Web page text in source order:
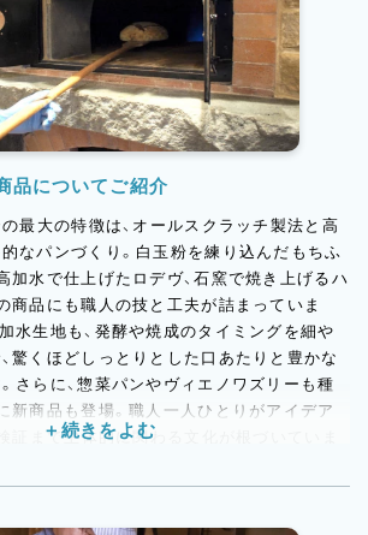
品についてご紹介
の最大の特徴は、オールスクラッチ製法と高
なパンづくり。白玉粉を練り込んだもちふ
加水で仕上げたロデヴ、石窯で焼き上げるハ
商品にも職人の技と工夫が詰まっていま
水生地も、発酵や焼成のタイミングを細や
驚くほどしっとりとした口あたりと豊かな
さらに、惣菜パンやヴィエノワズリーも種
新商品も登場。職人一人ひとりがアイデア
検証まで主体的に関わる文化が根づいていま
りの技術と想いが詰まったパンを、あなた